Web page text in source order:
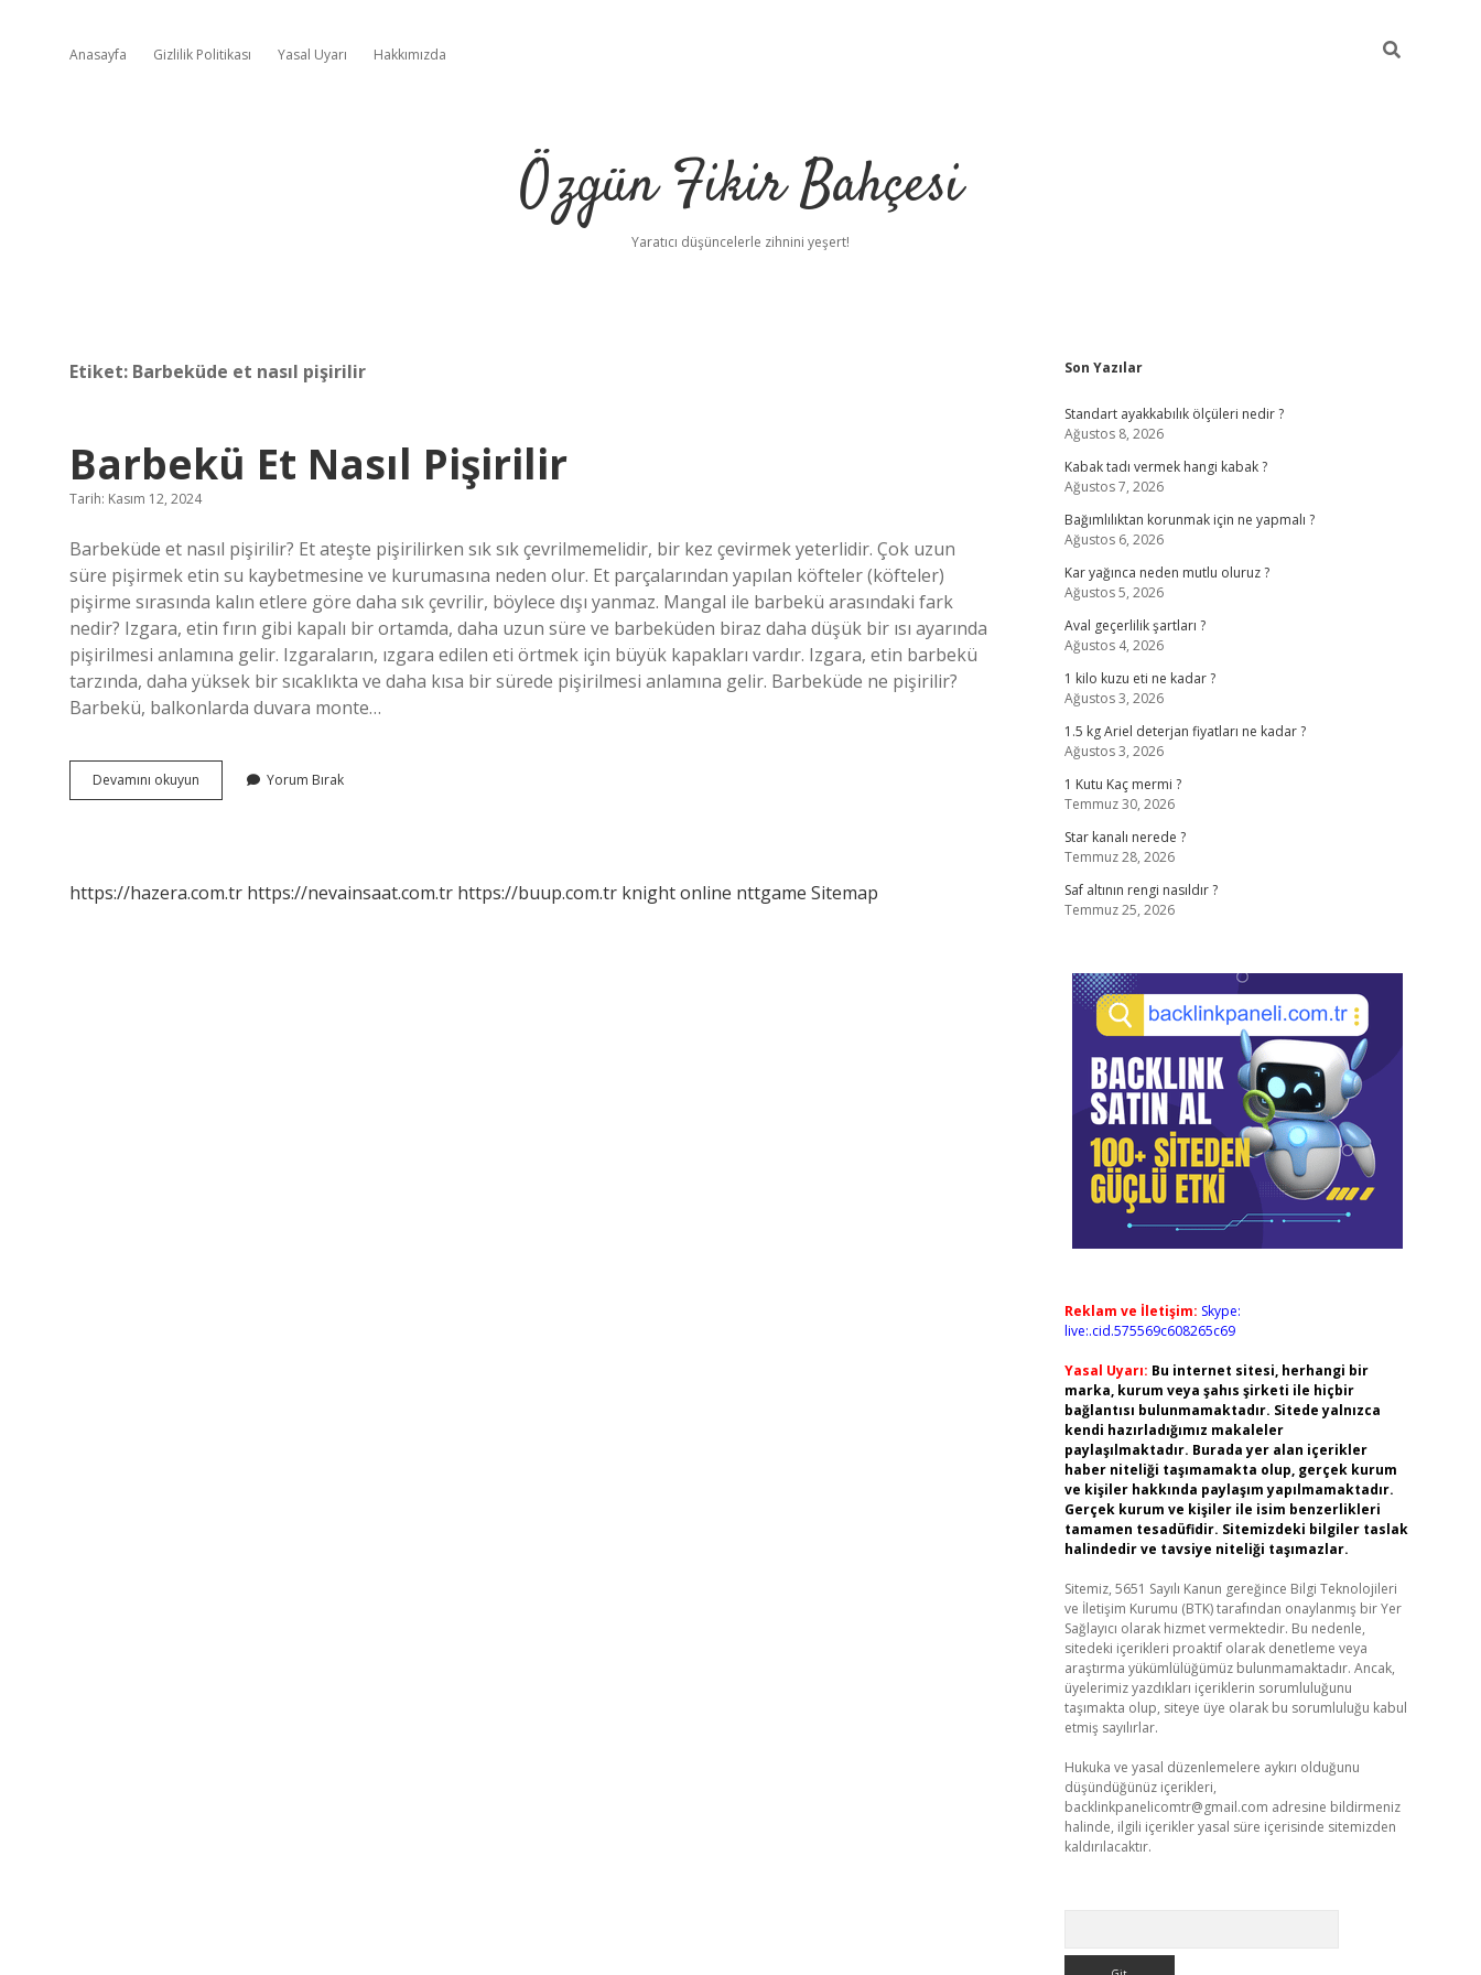
Anasayfa Gizlilik Politikası Yasal Uyarı Hakkımızda
Özgün Fikir Bahçesi
Yaratıcı düşüncelerle zihnini yeşert!
Etiket: Barbeküde et nasıl pişirilir
Barbekü Et Nasıl Pişirilir
Tarih: Kasım 12, 2024
Barbeküde et nasıl pişirilir? Et ateşte pişirilirken sık sık çevrilmemelidir, bir kez çevirmek yeterlidir. Çok uzun
süre pişirmek etin su kaybetmesine ve kurumasına neden olur. Et parçalarından yapılan köfteler (köfteler)
pişirme sırasında kalın etlere göre daha sık çevrilir, böylece dışı yanmaz. Mangal ile barbekü arasındaki fark
nedir? Izgara, etin fırın gibi kapalı bir ortamda, daha uzun süre ve barbeküden biraz daha düşük bir ısı ayarında
pişirilmesi anlamına gelir. Izgaraların, ızgara edilen eti örtmek için büyük kapakları vardır. Izgara, etin barbekü
tarzında, daha yüksek bir sıcaklıkta ve daha kısa bir sürede pişirilmesi anlamına gelir. Barbeküde ne pişirilir?
Barbekü, balkonlarda duvara monte…
Devamını okuyun Barbekü
Et
Yorum Bırak
https://hazera.com.tr https://nevainsaat.com.tr https://buup.com.tr knight online nttgame Sitemap
Sidebar
Son Yazılar
Standart ayakkabılık ölçüleri nedir ?
Ağustos 8, 2026
Kabak tadı vermek hangi kabak ?
Ağustos 7, 2026
Bağımlılıktan korunmak için ne yapmalı ?
Ağustos 6, 2026
Kar yağınca neden mutlu oluruz ?
Ağustos 5, 2026
Aval geçerlilik şartları ?
Ağustos 4, 2026
1 kilo kuzu eti ne kadar ?
Ağustos 3, 2026
1.5 kg Ariel deterjan fiyatları ne kadar ?
Ağustos 3, 2026
1 Kutu Kaç mermi ?
Temmuz 30, 2026
Star kanalı nerede ?
Temmuz 28, 2026
Saf altının rengi nasıldır ?
Temmuz 25, 2026
Reklam ve İletişim: Skype:
live:.cid.575569c608265c69
Yasal Uyarı: Bu internet sitesi, herhangi bir
marka, kurum veya şahıs şirketi ile hiçbir
bağlantısı bulunmamaktadır. Sitede yalnızca
kendi hazırladığımız makaleler
paylaşılmaktadır. Burada yer alan içerikler
haber niteliği taşımamakta olup, gerçek kurum
ve kişiler hakkında paylaşım yapılmamaktadır.
Gerçek kurum ve kişiler ile isim benzerlikleri
tamamen tesadüfidir. Sitemizdeki bilgiler taslak
halindedir ve tavsiye niteliği taşımazlar.
Sitemiz, 5651 Sayılı Kanun gereğince Bilgi Teknolojileri
ve İletişim Kurumu (BTK) tarafından onaylanmış bir Yer
Sağlayıcı olarak hizmet vermektedir. Bu nedenle,
sitedeki içerikleri proaktif olarak denetleme veya
araştırma yükümlülüğümüz bulunmamaktadır. Ancak,
üyelerimiz yazdıkları içeriklerin sorumluluğunu
taşımakta olup, siteye üye olarak bu sorumluluğu kabul
etmiş sayılırlar.
Hukuka ve yasal düzenlemelere aykırı olduğunu
düşündüğünüz içerikleri,
backlinkpanelicomtr@gmail.com adresine bildirmeniz
halinde, ilgili içerikler yasal süre içerisinde sitemizden
kaldırılacaktır.